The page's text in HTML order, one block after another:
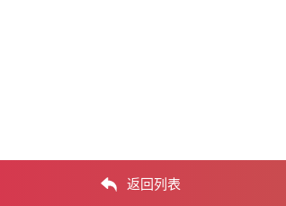
返回列表